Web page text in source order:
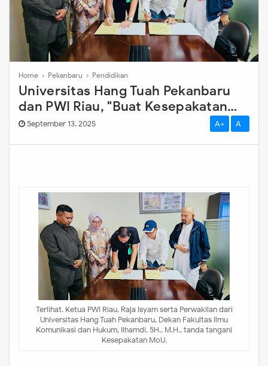
Home › Pekanbaru › Pendidikan
Universitas Hang Tuah Pekanbaru
dan PWI Riau, "Buat Kesepakatan
MoU"
September 13, 2025 A+ A-
Terlihat. Ketua PWI Riau, Raja Isyam serta Perwakilan dari
Universitas Hang Tuah Pekanbaru, Dekan Fakultas Ilmu
Komunikasi dan Hukum, Ilhamdi, SH., M.H., tanda tangani
Kesepakatan MoU.